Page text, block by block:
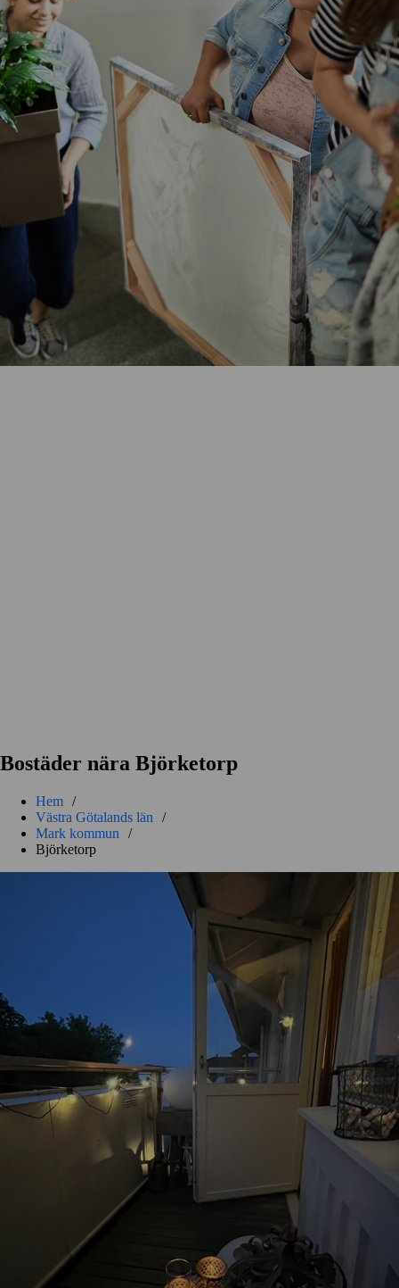
Bostäder nära Björketorp
Hem /
Västra Götalands län
/
Mark kommun
/
Björketorp